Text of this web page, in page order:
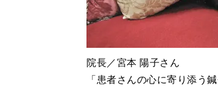
院長／宮本 陽子さん
「患者さんの心に寄り添う